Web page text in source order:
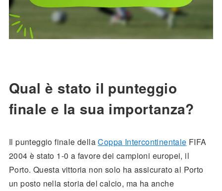
Qual è stato il punteggio
finale e la sua importanza?
Il punteggio finale dellaCoppa Intercontinentale FIFA
2004 è stato 1-0 a favore dei campioni europei, il
Porto. Questa vittoria non solo ha assicurato al Porto
un posto nella storia del calcio, ma ha anche